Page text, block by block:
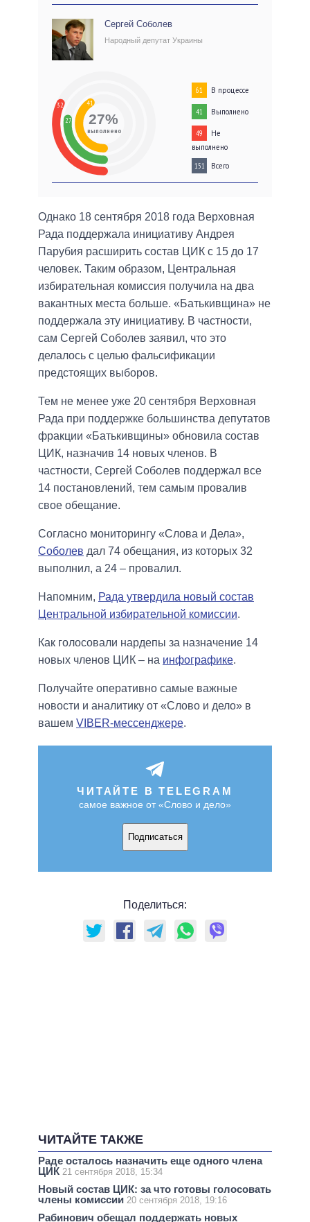
Сергей Соболев
Народный депутат Украины
32
27
41
27%
выполнено
61 В процессе
41 Выполнено
49
Не
выполнено
151
Всего
Однако 18 сентября 2018 года Верховная
Рада поддержала инициативу Андрея
Парубия расширить состав ЦИК с 15 до 17
человек. Таким образом, Центральная
избирательная комиссия получила на два
вакантных места больше. «Батькивщина» не
поддержала эту инициативу. В частности,
сам Сергей Соболев заявил, что это
делалось с целью фальсификации
предстоящих выборов.
Тем не менее уже 20 сентября Верховная
Рада при поддержке большинства депутатов
фракции «Батькивщины» обновила состав
ЦИК, назначив 14 новых членов. В
частности, Сергей Соболев поддержал все
14 постановлений, тем самым провалив
свое обещание.
Согласно мониторингу «Слова и Дела»,
Соболев дал 74 обещания, из которых 32
выполнил, а 24 – провалил.
Напомним, Рада утвердила новый состав
Центральной избирательной комиссии.
Как голосовали нардепы за назначение 14
новых членов ЦИК – на инфографике.
Получайте оперативно самые важные
новости и аналитику от «Слово и дело» в
вашем VIBER-мессенджере.
ЧИТАЙТЕ В TELEGRAM
самое важное от «Слово и дело»
Подписаться
Поделиться:
ЧИТАЙТЕ ТАКЖЕ
Раде осталось назначить еще одного члена
ЦИК 21 сентября 2018, 15:34
Новый состав ЦИК: за что готовы голосовать
члены комиссии 20 сентября 2018, 19:16
Рабинович обещал поддержать новых